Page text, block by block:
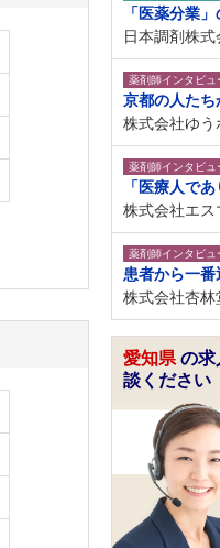
「医薬分業
日本調剤株
薬剤師インタビュ
京都の人たち
株式会社ゆ
薬剤師インタビュ
「医療人で
株式会社エ
薬剤師インタビュ
患者から一
株式会社杏
愛知県 の求
談ください